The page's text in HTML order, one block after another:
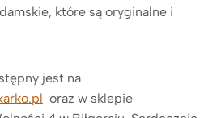
które są oryginalne i
jest na
oraz w sklepie